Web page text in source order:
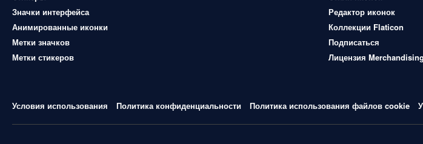
Значки интерфейса
Анимированные иконки
Метки значков
Метки стикеров
Редактор иконок
Коллекции Flaticon
Подписаться
Лицензия Merchandising
Условия использования Политика конфиденциальности Политика использования файлов cookie